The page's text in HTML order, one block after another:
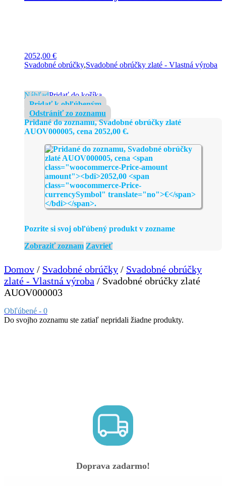
2052,00 €
Svadobné obrúčky,Svadobné obrúčky zlaté - Vlastná výroba
NáhľadPridať do košíka
Pridať k obľúbeným
Odstrániť zo zoznamu
Pridané do zoznamu, Svadobné obrúčky zlaté
AUOV000005, cena 2052,00 €.
Pozrite si svoj obľúbený produkt v zozname
Zobraziť zoznam Zavrieť
Domov / Svadobné obrúčky / Svadobné obrúčky
zlaté - Vlastná výroba / Svadobné obrúčky zlaté
AUOV000003
Obľúbené - 0
Do svojho zoznamu ste zatiaľ nepridali žiadne produkty.
Doprava zadarmo!